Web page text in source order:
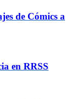
de Cómics a
en RRSS